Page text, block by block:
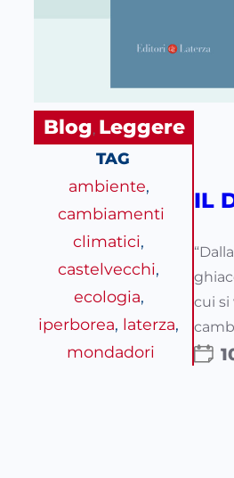
Blog, Leggere
TAG
ambiente
cambiamenti
climatici
castelvecchi
ecologia
iperborea, laterza
mondadori
IL
cui si